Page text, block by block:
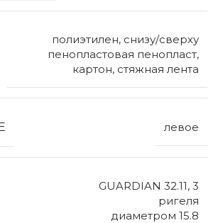
полиэтилен, снизу/сверху
пенопластовая пенопласт,
картон, стяжная лента
левое
GUARDIAN 32.11, 3
ригеля
диаметром 15.8